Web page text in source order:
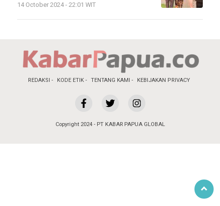
14 October 2024 - 22:01 WIT
REDAKSI KODE ETIK TENTANG KAMI KEBIJAKAN PRIVACY
Copyright 2024 - PT KABAR PAPUA GLOBAL